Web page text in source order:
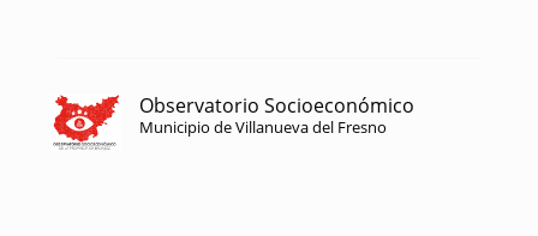
Observatorio Socioeconómico
Municipio de Villanueva del Fresno